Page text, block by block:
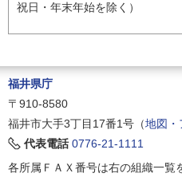
祝日・年末年始を除く）
福井県庁
〒910-8580
福井市大手3丁目17番1号（地図・
代表電話 0776-21-1111
各所属ＦＡＸ番号は右の組織一覧